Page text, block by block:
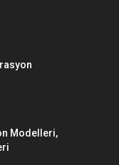
Modelleri,